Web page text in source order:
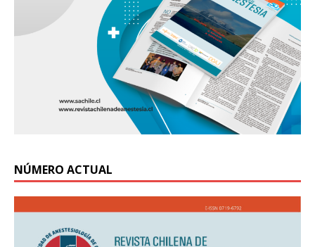
NÚMERO ACTUAL